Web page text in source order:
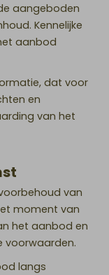
aangeboden
Kennelijke
aanbod
dat voor
en
van het
van
moment van
het aanbod en
voorwaarden.
langs